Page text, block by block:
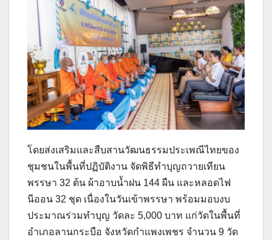
โดยส่งเสริมและสืบสานวัฒนธรรมประเพณีไทยของ
ชุมชนในพื้นที่ปฏิบัติงาน จัดพิธีทำบุญถวายเทียน
พรรษา 32 ต้น ผ้าอาบน้ำฝน 144 ผืน และหลอดไฟ
นีออน 32 ชุด เนื่องในวันเข้าพรรษา พร้อมมอบงบ
ประมาณร่วมทำบุญ วัดละ 5,000 บาท แก่วัดในพื้นที่
อําเภอลานกระบือ จังหวัดกำแพงเพชร จำนวน 9 วัด